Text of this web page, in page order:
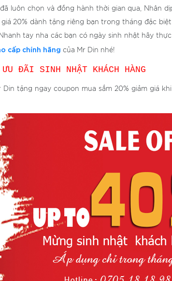
luôn chọn và đồng hành thời gian qua, Nhân
20% dành tặng riêng bạn trong tháng đặc
tay nha các bạn có ngày sinh nhật hãy
cấp chính hãng của Mr Din nhé!
ƯU ĐÃI SINH NHẬT KHÁCH HÀNG
tặng ngay coupon mua sắm 20% giảm giá